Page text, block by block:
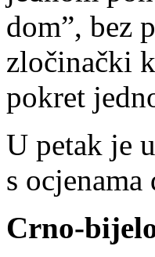
dom”, bez
zločinački
pokret
U petak je
s
Crno-